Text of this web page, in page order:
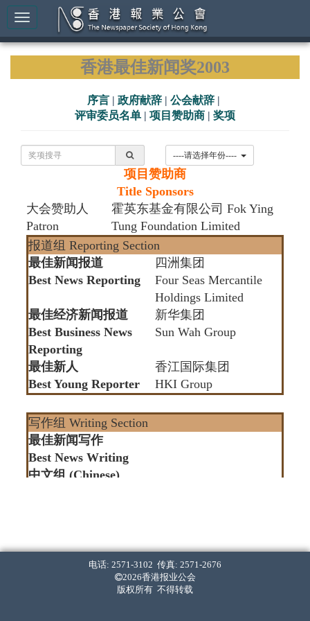
香港最佳新闻奖2003
序言 | 政府献辞 | 公会献辞 |
评审委员名单 | 项目赞助商 | 奖项
项目赞助商
Title Sponsors
大会赞助人
Patron
霍英东基金有限公司 Fok Ying
Tung Foundation Limited
报道组 Reporting Section
最佳新闻报道
Best News Reporting
四洲集团
Four Seas Mercantile
Holdings Limited
最佳经济新闻报道
Best Business News
Reporting
新华集团
Sun Wah Group
最佳新人
Best Young Reporter
香江国际集团
HKI Group
写作组 Writing Section
最佳新闻写作
Best News Writing
中文组 (Chinese)
语文基金
Language Fund
Writing
中文组 (Chinese)
英文组 (English)
电话: 2571-3102 传真: 2571-2676
2026香港报业公会
版权所有 不得转载